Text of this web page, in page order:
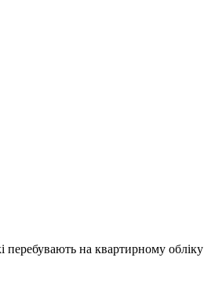
перебувають на квартирному обліку